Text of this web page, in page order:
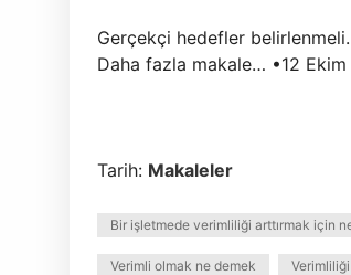
Gerçekçi hedefler belirlenmeli.
Daha fazla makale… •12
Tarih: Makaleler
Bir işletmede verimliliği arttırmak için ne
Verimli olmak ne demek